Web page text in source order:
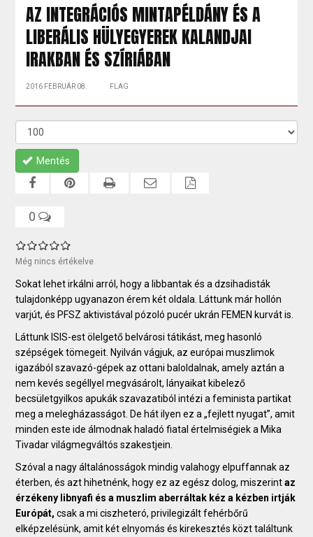
AZ INTEGRÁCIÓS MINTAPÉLDÁNY ÉS A
LIBERÁLIS HÜLYEGYEREK KALANDJAI
IRAKBAN ÉS SZÍRIÁBAN
2016 FEBRUÁR 08. FLAG
Mentés
0
Még nincs értékelve
Sokat lehet irkálni arról, hogy a libbantak és a dzsihadisták
tulajdonképp ugyanazon érem két oldala. Láttunk már hollón
varjút, és PFSZ aktivistával pózoló pucér ukrán FEMEN kurvát is.
Láttunk ISIS-est ölelgető belvárosi tátikást, meg hasonló
szépségek tömegeit. Nyilván vágjuk, az európai muszlimok
igazából szavazó-gépek az ottani baloldalnak, amely aztán a
nem kevés segéllyel megvásárolt, lányaikat kibelező
becsületgyilkos apukák szavazatiból intézi a feminista partikat
meg a melegházasságot. De hát ilyen ez a „fejlett nyugat”, amit
minden este ide álmodnak haladó fiatal értelmiségiek a Mika
Tivadar világmegváltós szakestjein.
Szóval a nagy általánosságok mindig valahogy elpuffannak az
éterben, és azt hihetnénk, hogy ez az egész dolog, miszerintaz
érzékeny libnyafi és a muszlim aberráltak kéz a kézben irtják
Európát, csak a mi ciszheteró, privilegizált fehérbőrű
elképzelésünk, amit két elnyomás és kirekesztés közt találtunk